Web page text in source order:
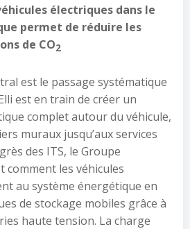
électriques dans le
permet de réduire les
de CO2
est le passage systématique
est en train de créer un
complet autour du véhicule,
muraux jusqu’aux services
des ITS, le Groupe
comment les véhicules
au système énergétique en
de stockage mobiles grâce à
haute tension. La charge